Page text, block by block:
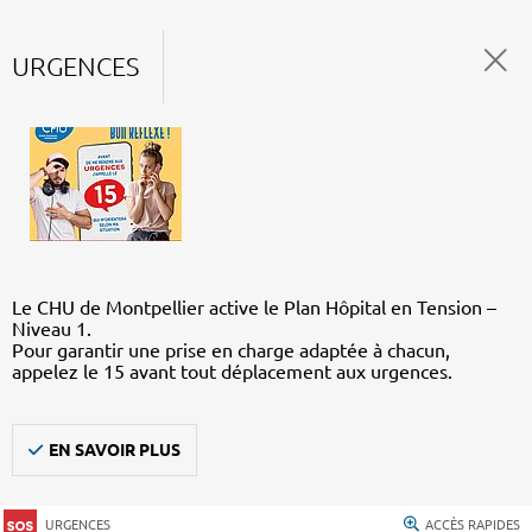
URGENCES
Le CHU de Montpellier active le Plan Hôpital en Tension –
Niveau 1.
Pour garantir une prise en charge adaptée à chacun,
appelez le 15 avant tout déplacement aux urgences.
EN SAVOIR PLUS
URGENCES ACCÈS RAPIDES